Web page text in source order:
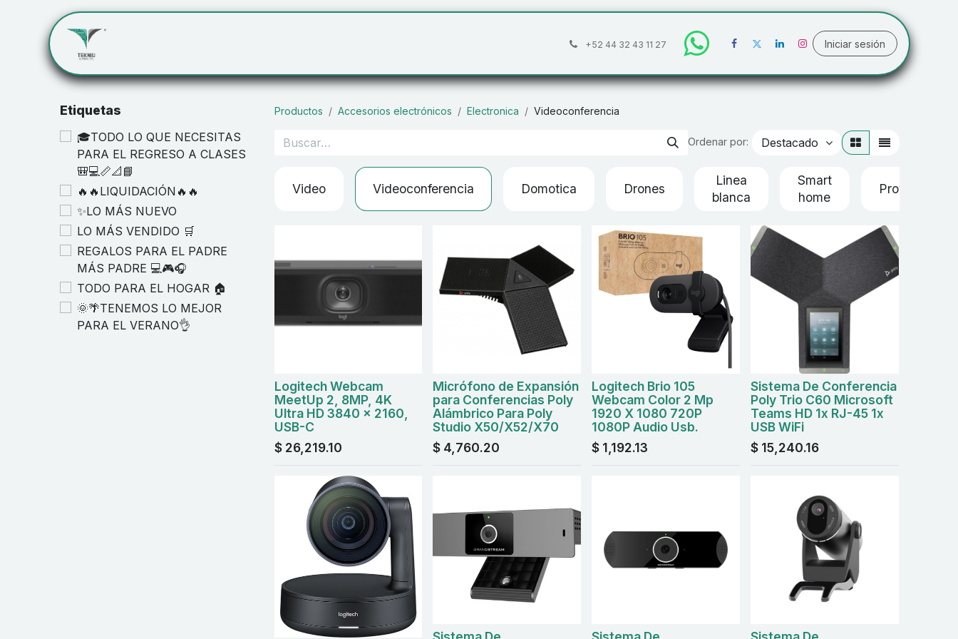
+52 44 32 43 11 27 Iniciar sesión
Etiquetas
🎓TODO LO QUE NECESITAS
PARA EL REGRESO A CLASES
🎒💻📏📐📘
🔥🔥LIQUIDACIÓN🔥🔥
✨LO MÁS NUEVO
LO MÁS VENDIDO 🛒
REGALOS PARA EL PADRE
MÁS PADRE 💻🎮🎧
TODO PARA EL HOGAR 🏠
🌞🌴TENEMOS LO MEJOR
PARA EL VERANO👌
Productos Accesorios electrónicos Electronica Videoconferencia
Ordenar por: Destacado
Video Videoconferencia Domotica Drones
Linea
blanca
Smart
home
Proyectores
Logitech Webcam
MeetUp 2, 8MP, 4K
Ultra HD 3840 x 2160,
USB-C
$ 26,219.10
Micrófono de Expansión
para Conferencias Poly
Alámbrico Para Poly
Studio X50/X52/X70
$ 4,760.20
Logitech Brio 105
Webcam Color 2 Mp
1920 X 1080 720P
1080P Audio Usb.
$ 1,192.13
Sistema De Conferencia
Poly Trio C60 Microsoft
Teams HD 1x RJ-45 1x
USB WiFi
$ 15,240.16